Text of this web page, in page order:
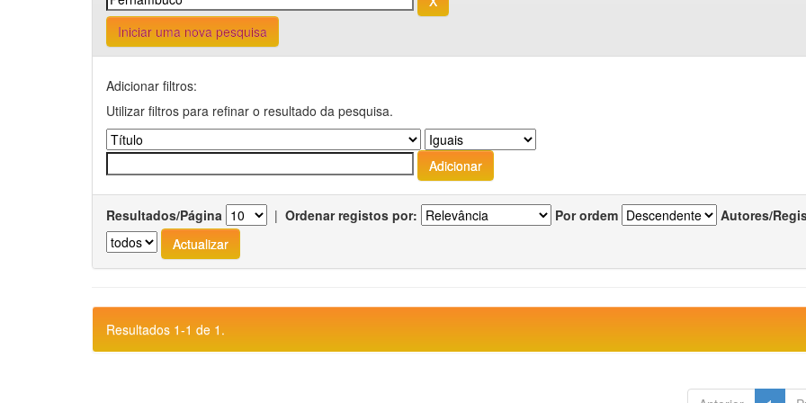
Iniciar uma nova pesquisa
Adicionar filtros:
Utilizar filtros para refinar o resultado da pesquisa.
Resultados/Página | Ordenar registos por: Por ordem Autores/
Resultados 1-1 de 1.